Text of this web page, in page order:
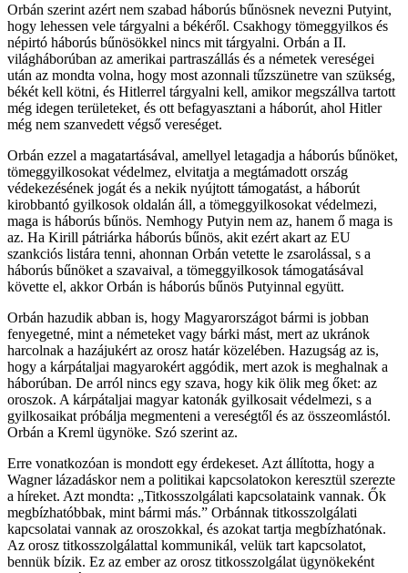
Orbán szerint azért nem szabad háborús bűnösnek nevezni Putyint,
hogy lehessen vele tárgyalni a békéről. Csakhogy tömeggyilkos és
népirtó háborús bűnösökkel nincs mit tárgyalni. Orbán a II.
világháborúban az amerikai partraszállás és a németek vereségei
után az mondta volna, hogy most azonnali tűzszünetre van szükség,
békét kell kötni, és Hitlerrel tárgyalni kell, amikor megszállva tartott
még idegen területeket, és ott befagyasztani a háborút, ahol Hitler
még nem szanvedett végső vereséget.
Orbán ezzel a magatartásával, amellyel letagadja a háborús bűnöket,
tömeggyilkosokat védelmez, elvitatja a megtámadott ország
védekezésének jogát és a nekik nyújtott támogatást, a háborút
kirobbantó gyilkosok oldalán áll, a tömeggyilkosokat védelmezi,
maga is háborús bűnös. Nemhogy Putyin nem az, hanem ő maga is
az. Ha Kirill pátriárka háborús bűnös, akit ezért akart az EU
szankciós listára tenni, ahonnan Orbán vetette le zsarolással, s a
háborús bűnöket a szavaival, a tömeggyilkosok támogatásával
követte el, akkor Orbán is háborús bűnös Putyinnal együtt.
Orbán hazudik abban is, hogy Magyarországot bármi is jobban
fenyegetné, mint a németeket vagy bárki mást, mert az ukránok
harcolnak a hazájukért az orosz határ közelében. Hazugság az is,
hogy a kárpátaljai magyarokért aggódik, mert azok is meghalnak a
háborúban. De arról nincs egy szava, hogy kik ölik meg őket: az
oroszok. A kárpátaljai magyar katonák gyilkosait védelmezi, s a
gyilkosaikat próbálja megmenteni a vereségtől és az összeomlástól.
Orbán a Kreml ügynöke. Szó szerint az.
Erre vonatkozóan is mondott egy érdekeset. Azt állította, hogy a
Wagner lázadáskor nem a politikai kapcsolatokon keresztül szerezte
a híreket. Azt mondta: „Titkosszolgálati kapcsolataink vannak. Ők
megbízhatóbbak, mint bármi más.” Orbánnak titkosszolgálati
kapcsolatai vannak az oroszokkal, és azokat tartja megbízhatónak.
Az orosz titkosszolgálattal kommunikál, velük tart kapcsolatot,
bennük bízik. Ez az ember az orosz titkosszolgálat ügynökeként